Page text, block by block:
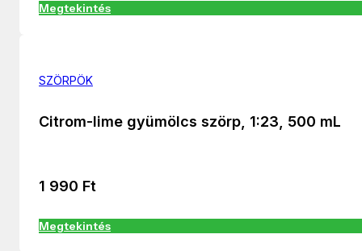
Megtekintés
SZÖRPÖK
Citrom-lime gyümölcs szörp, 1:23, 500 mL
1 990 Ft
Megtekintés